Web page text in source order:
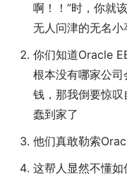
啊！！”时，你就
无人问津的无名小
你们知道Oracle
根本没有哪家公
钱，那我倒要惊
蠢到家了
他们真敢勒索
这帮人显然不懂